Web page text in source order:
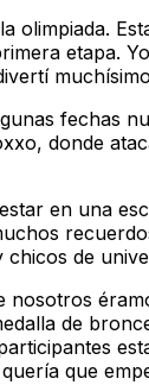
olimpiada.
etapa.
fechas
donde
en una
de
de
que